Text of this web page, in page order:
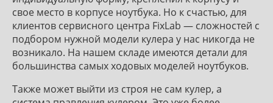
свое место в корпусе ноутбука. Но к счастью, для
клиентов сервисного центра FixLab — сложностей с
подбором нужной модели кулера у нас никогда не
возникало. На нашем складе имеются детали для
большинства самых ходовых моделей ноутбуков.
Также может выйти из строя не сам кулер, а